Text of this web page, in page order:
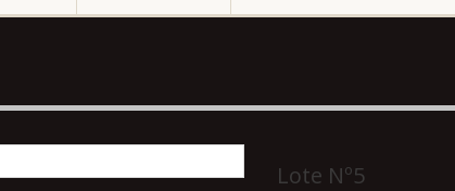
Lote Nº5